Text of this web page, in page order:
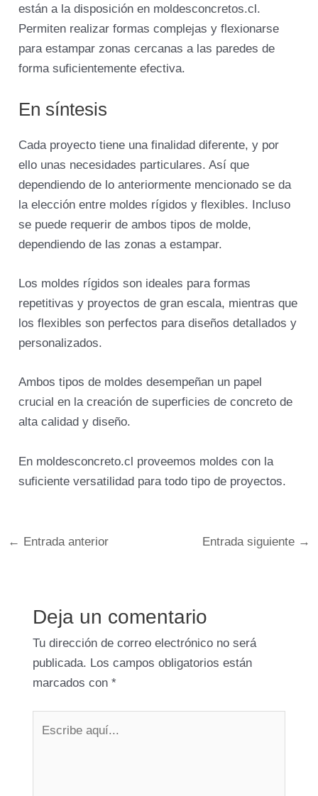
están a la disposición en moldesconcretos.cl.
Permiten realizar formas complejas y flexionarse
para estampar zonas cercanas a las paredes de
forma suficientemente efectiva.
En síntesis
Cada proyecto tiene una finalidad diferente, y por
ello unas necesidades particulares. Así que
dependiendo de lo anteriormente mencionado se da
la elección entre moldes rígidos y flexibles. Incluso
se puede requerir de ambos tipos de molde,
dependiendo de las zonas a estampar.
Los moldes rígidos son ideales para formas
repetitivas y proyectos de gran escala, mientras que
los flexibles son perfectos para diseños detallados y
personalizados.
Ambos tipos de moldes desempeñan un papel
crucial en la creación de superficies de concreto de
alta calidad y diseño.
En moldesconcreto.cl proveemos moldes con la
suficiente versatilidad para todo tipo de proyectos.
← Entrada anterior Entrada siguiente →
Deja un comentario
Tu dirección de correo electrónico no será
publicada. Los campos obligatorios están
marcados con *